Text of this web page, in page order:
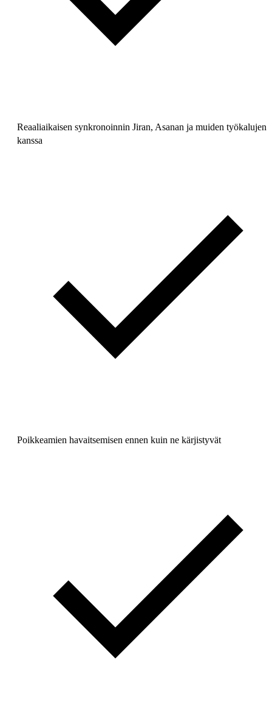
Reaaliaikaisen synkronoinnin Jiran, Asanan ja muiden työkalujen
kanssa
Poikkeamien havaitsemisen ennen kuin ne kärjistyvät